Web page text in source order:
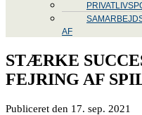
AF
STÆRKE
FEJRING AF
Publiceret den 17. sep. 2021